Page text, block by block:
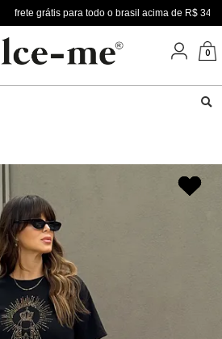
frete grátis para todo o brasil acima de R$ 349
0